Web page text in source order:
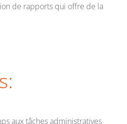
de rapports qui offre de la
aux tâches administratives